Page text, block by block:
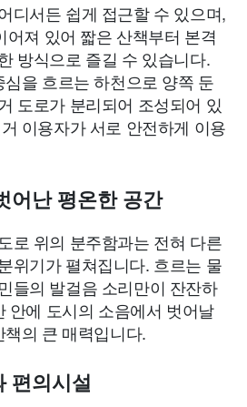
디서든 쉽게 접근할 수 있으며,
어져 있어 짧은 산책부터 본격
방식으로 즐길 수 있습니다.
을 흐르는 하천으로 양쪽 둔
도로가 분리되어 조성되어 있
이용자가 서로 안전하게 이용
어난 평온한 공간
로 위의 분주함과는 전혀 다른
위기가 펼쳐집니다. 흐르는 물
들의 발걸음 소리만이 잔잔하
안에 도시의 소음에서 벗어날
의 큰 매력입니다.
편의시설